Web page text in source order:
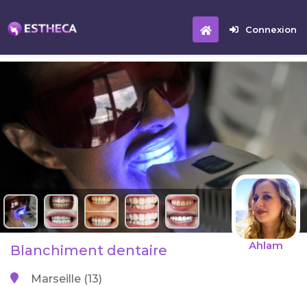
Connexion
Ahlam
Blanchiment dentaire
Marseille (13)